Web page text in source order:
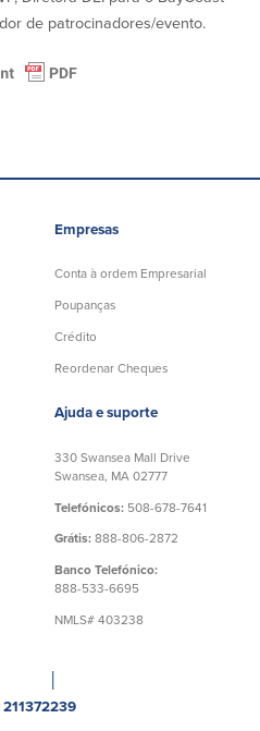
de patrocinadores/evento.
Empresas
Conta à ordem Empresarial
Poupanças
Crédito
Reordenar Cheques
Ajuda e suporte
330 Swansea Mall Drive
Swansea, MA 02777
Telefónicos: 508-678-7641
Grátis: 888-806-2872
Banco Telefónico:
888-533-6695
NMLS# 403238